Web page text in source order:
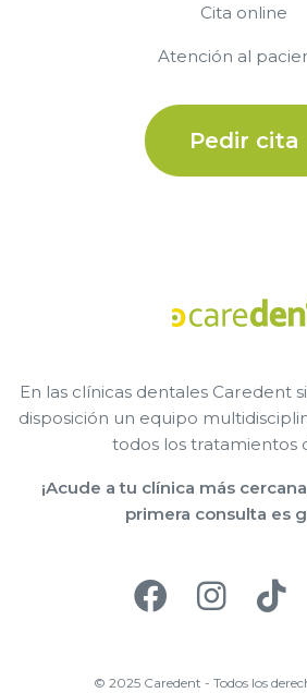
Cita online
Atención al
Pedir cita
En las clínicas dentales Caredent
disposición un equipo
todos los tratamientos
¡Acude a tu clínica más
primera consulta es
© 2025 Caredent - Todos los